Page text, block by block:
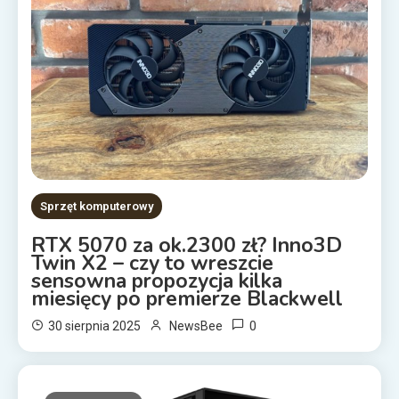
Sprzęt komputerowy
RTX 5070 za ok.2300 zł? Inno3D
Twin X2 – czy to wreszcie
sensowna propozycja kilka
miesięcy po premierze Blackwell
30 sierpnia 2025 NewsBee 0